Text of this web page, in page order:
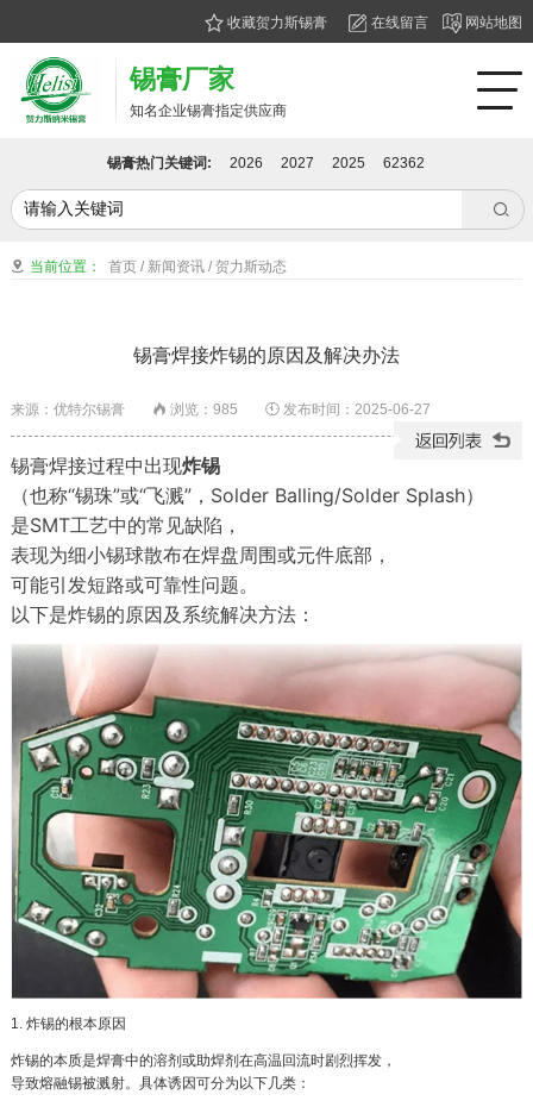
收藏贺力斯锡膏 在线留言 网站地图
锡膏厂家
知名企业锡膏指定供应商
锡膏热门关键词: 2026 2027 2025 62362

 当前位置： 首页 / 新闻资讯 /贺力斯动态
锡膏焊接炸锡的原因及解决办法
来源：优特尔锡膏  浏览： 985 发布时间：2025-06-27
锡膏焊接过程中出现炸锡
（也称“锡珠”或“飞溅”，Solder Balling/Solder Splash）
是SMT工艺中的常见缺陷，
表现为细小锡球散布在焊盘周围或元件底部，
可能引发短路或可靠性问题。
以下是炸锡的原因及系统解决方法：
1. 炸锡的根本原因
炸锡的本质是焊膏中的溶剂或助焊剂在高温回流时剧烈挥发，
导致熔融锡被溅射。具体诱因可分为以下几类：